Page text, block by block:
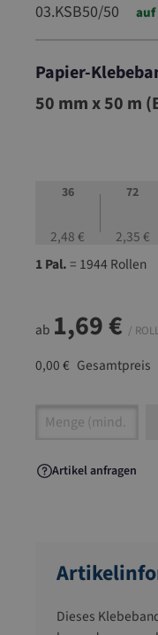
03.KSB50/50 auf
Papier-
03.KSB50/50
50 mm x 50 m
36
2,48 €
72
2,35 €
1 Pal.= 1944 Rollen
ab 1,69 € /
0,00 € Gesamtpreis
Artikel
Artikel anfragen
Dieses